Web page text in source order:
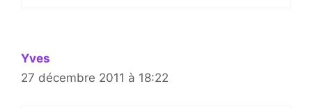
Yves
27 décembre 2011 à 18:22